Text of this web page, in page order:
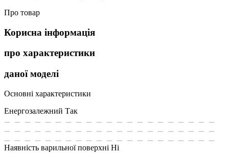
Про товар
Корисна інформація
про характеристики
даної моделі
Основні характеристики
Енергозалежний Так
Наявність варильної поверхні Ні